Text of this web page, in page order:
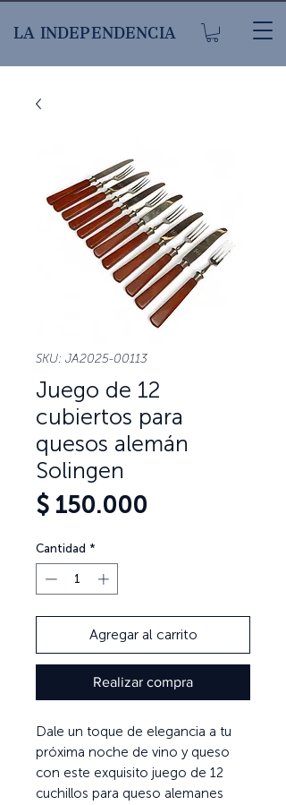
LA INDEPENDENCIA
SKU: JA2025-00113
Juego de 12
cubiertos para
quesos alemán
Solingen
$ 150.000
Cantidad *
Agregar al carrito
Realizar compra
Dale un toque de elegancia a tu
próxima noche de vino y queso
con este exquisito juego de 12
cuchillos para queso alemanes